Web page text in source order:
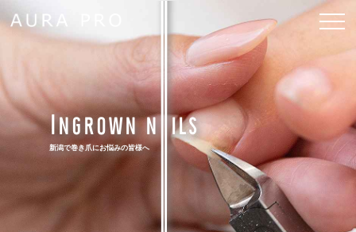
Ingrown nails
新潟で巻き爪にお悩みの皆様へ